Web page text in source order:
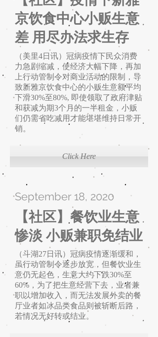
京饮食中心小贩生意
差 用尽办法求生存
（美里4日讯）冠病疫情下民众消费
力急剧缩减，使经济大幅下降，再加
上行动管制令对商业活动的限制，导
致新雅京饮食中心的小贩生意额平均
下滑30%至80%, 即使领取了政府津贴
和获减为期3个月的一半租金，小贩
们仍需省吃减用才能堪堪维持日常开
销。
Click Here
September 18, 2020
【社区】餐饮业生意
惨淡 小贩兼职免结业
（斗湖27日讯）冠病疫情逐渐缓和，
虽行动管制令逐步放宽，但餐饮业生
意仍无起色，生意大约下跌30%至
60%，为了把生意经营下去，业者兼
职以增加收入，而无法发展外卖的餐
厅业者如冰品类食品则被斩断后路，
若情况无好转或结业。